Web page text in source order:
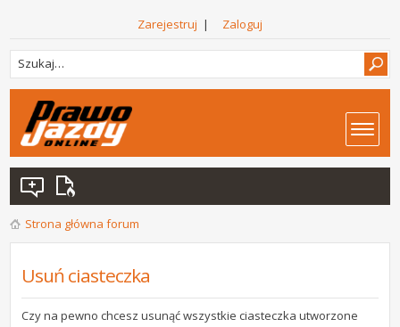
Zarejestruj | Zaloguj
Strona główna forum
Usuń ciasteczka
Czy na pewno chcesz usunąć wszystkie ciasteczka utworzone